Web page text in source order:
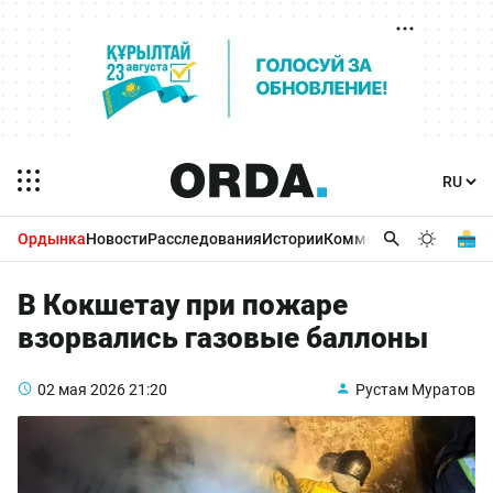
ОрдынкаНовостиРасследованияИсторииКомментарииБизнес
В Кокшетау при пожаре
взорвались газовые баллоны
02 мая 202621:20 Рустам Муратов